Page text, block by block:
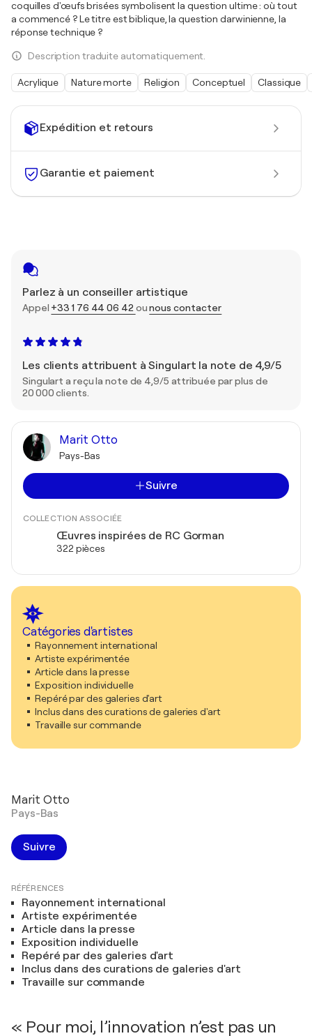
Expédition et retours
Garantie et paiement
Parlez à un conseiller artistique
Appel +33 1 76 44 06 42 ounous contacter
Les clients attribuent à Singulart la note de 4,9/5
Singulart a reçu la note de 4,9/5 attribuée par plus de
20 000 clients.
Marit Otto
Pays-Bas
Suivre
COLLECTION ASSOCIÉE
Œuvres inspirées de RC Gorman
322 pièces
Catégories d'artistes
Rayonnement international
Artiste expérimentée
Article dans la presse
Exposition individuelle
Repéré par des galeries d'art
Inclus dans des curations de galeries d'art
Travaille sur commande
coquilles d'œufs brisées symbolisent la question ultime : où tout
a commencé ? Le titre est biblique, la question darwinienne, la
réponse technique ?
Description traduite automatiquement.
Acrylique Nature morte Religion Conceptuel Classique
Marit Otto
Pays-Bas
Suivre
RÉFÉRENCES
Rayonnement international
Artiste expérimentée
Article dans la presse
Exposition individuelle
Repéré par des galeries d'art
Inclus dans des curations de galeries d'art
Travaille sur commande
« Pour moi, l’innovation n’est pas un